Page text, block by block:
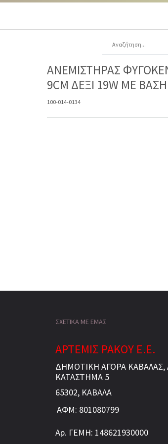
ΑΝΕΜΙΣΤΗΡΑΣ
9CM ΔΕΞΙ 19W ME BAΣΗ
100-014-0134
ΣΧΕΤΙΚΑ ΜΕ ΕΜΑΣ
ΑΡΤΕΜΙΣ ΡΑΚΟΥ Ε.Ε.
ΔΗΜΟΤΙΚΗ ΑΓΟΡΑ
ΚΑΤΑΣΤΗΜΑ 5
65302, ΚΑΒΑΛΑ
ΑΦΜ: 801080799
Αρ. ΓΕΜΗ: 148621930000